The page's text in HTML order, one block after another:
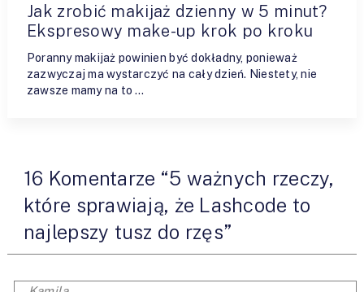
Jak zrobić makijaż dzienny w 5 minut?
Ekspresowy make-up krok po kroku
Poranny makijaż powinien być dokładny, ponieważ
zazwyczaj ma wystarczyć na cały dzień. Niestety, nie
zawsze mamy na to …
16 Komentarze “5 ważnych rzeczy,
które sprawiają, że Lashcode to
najlepszy tusz do rzęs”